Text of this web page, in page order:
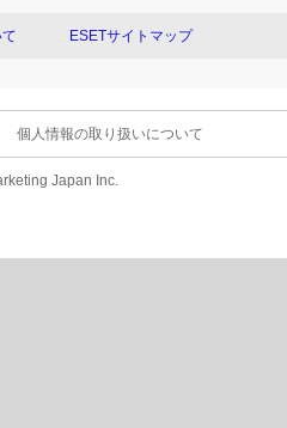
ESETサイトマップ
個人情報の取り扱いについて
Japan Inc.